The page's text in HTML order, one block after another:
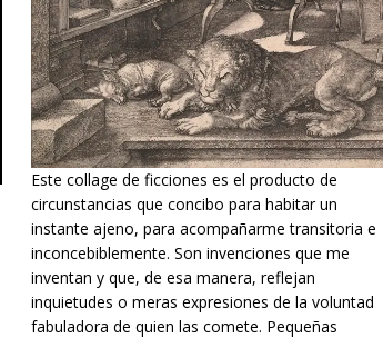
Este collage de ficciones es el producto de
circunstancias que concibo para habitar un
instante ajeno, para acompañarme transitoria e
inconcebiblemente. Son invenciones que me
inventan y que, de esa manera, reflejan
inquietudes o meras expresiones de la voluntad
fabuladora de quien las comete. Pequeñas